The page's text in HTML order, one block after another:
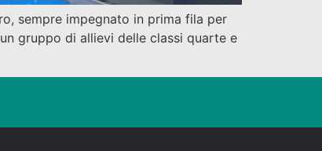
sempre impegnato in prima fila per
gruppo di allievi delle classi quarte e